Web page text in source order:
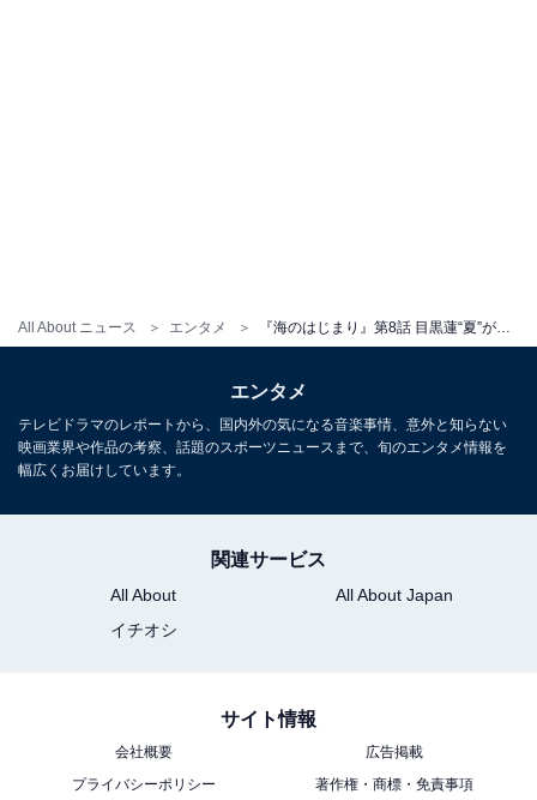
All About ニュース エンタメ
『海のはじまり』あらすじバックナンバー
この記事の筆者：
編集・ライター歴17年。マンガ、小説、雑誌等の編
エンタメ
テレビドラマのレポートから、国内外の気になる音楽事情、意外と知らない
映画業界や作品の考察、話題のスポーツニュースまで、旬のエンタメ情報を
幅広くお届けしています。
関連サービス
All About
All About Japan
イチオシ
サイト情報
会社概要
広告掲載
プライバシーポリシー
著作権・商標・免責事項